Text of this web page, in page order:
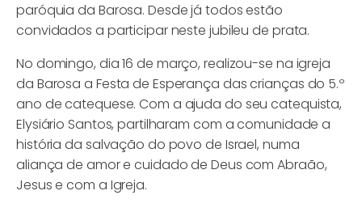
paróquia da Barosa. Desde já todos estão
convidados a participar neste jubileu de prata.
No domingo, dia 16 de março, realizou-se na igreja
da Barosa a Festa de Esperança das crianças do 5.º
ano de catequese. Com a ajuda do seu catequista,
Elysiário Santos, partilharam com a comunidade a
história da salvação do povo de Israel, numa
aliança de amor e cuidado de Deus com Abraão,
Jesus e com a Igreja.